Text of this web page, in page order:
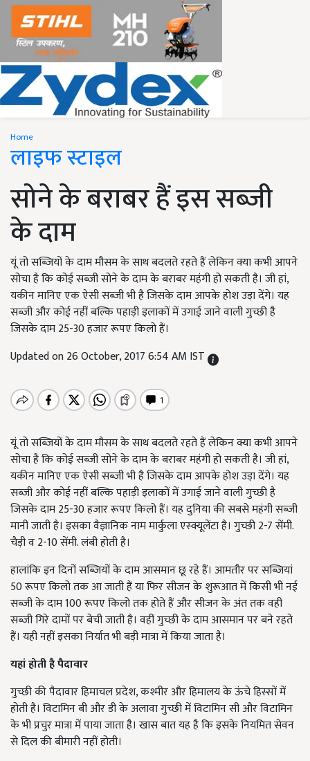
Home
लाइफ स्टाइल
सोने के बराबर हैं इस सब्जी
के दाम
यूं तो सब्जियों के दाम मौसम के साथ बदलते रहते हैं लेकिन क्या कभी आपने
सोचा है कि कोई सब्जी सोने के दाम के बराबर महंगी हो सकती है। जी हां,
यकीन मानिए एक ऐसी सब्जी भी है जिसके दाम आपके होश उड़ा देंगे। यह
सब्जी और कोई नहीं बल्कि पहाड़ी इलाकों में उगाई जाने वाली गुच्छी है
जिसके दाम 25-30 हजार रूपए किलो हैं।
Updated on 26 October, 2017 6:54 AM IST
यूं तो सब्जियों के दाम मौसम के साथ बदलते रहते हैं लेकिन क्या कभी आपने
सोचा है कि कोई सब्जी सोने के दाम के बराबर महंगी हो सकती है। जी हां,
यकीन मानिए एक ऐसी सब्जी भी है जिसके दाम आपके होश उड़ा देंगे। यह
सब्जी और कोई नहीं बल्कि पहाड़ी इलाकों में उगाई जाने वाली गुच्छी है
जिसके दाम 25-30 हजार रूपए किलो हैं। यह दुनिया की सबसे महंगी सब्जी
मानी जाती है। इसका वैज्ञानिक नाम मार्कुला एस्क्यूलेंटा है। गुच्छी 2-7 सेंमी.
चैड़ी व 2-10 सेंमी. लंबी होती है।
हालांकि इन दिनों सब्जियों के दाम आसमान छू रहे हैं। आमतौर पर सब्जियां
50 रूपए किलो तक आ जाती हैं या फिर सीजन के शुरूआत में किसी भी नई
सब्जी के दाम 100 रूपए किलो तक होते हैं और सीजन के अंत तक वही
सब्जी गिरे दामों पर बेची जाती है। वहीं गुच्छी के दाम आसमान पर बने रहते
हैं। यही नहीं इसका निर्यात भी बड़ी मात्रा में किया जाता है।
यहां होती है पैदावार
गुच्छी की पैदावार हिमाचल प्रदेश, कश्मीर और हिमालय के ऊंचे हिस्सों में
होती है। विटामिन बी और डी के अलावा गुच्छी में विटामिन सी और विटामिन
के भी प्रचुर मात्रा में पाया जाता है। खास बात यह है कि इसके नियमित सेवन
से दिल की बीमारी नहीं होती।